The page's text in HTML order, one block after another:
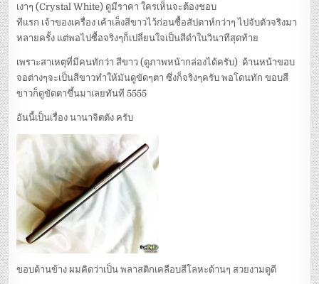
เงาๆ (Crystal White) ดูมีราคา ใครเห็นจะต้องชอบ
ทีแรก เจ้าของเครื่อง เค้าเล็งสีขาวไว้ก่อนซื้อสัปดาห์กว่าๆ ไปจับตัวจริงมา
หลายครั้ง แต่พอไปซื้อจริงๆก็เปลี่ยนใจเป็นสีดำในวินาทีสุดท้าย
เพราะสาเหตุที่มีคนทักว่า สีขาว (ดูภาพหน้ากล่องได้ครับ) ด้านหน้าขอบ
จอต่างๆจะเป็นสีขาวทำให้มันดูขัดๆตา ซึ่งก็จริงๆครับ พอโดนทัก ขอบสี
ขาวก็ดูขัดตาขึ้นมาเลยทันที 5555
อันนี้เป็นเรื่อง นานาจิตตัง ครับ
ขอบด้านข้าง ผมคิดว่าเป็น พลาสติกเคลือบสีโลหะด้านๆ สวยงามดูดี